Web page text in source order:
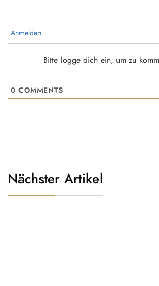
Anmelden
Bitte logge dich ein, um zu
0 COMMENTS
Nächster Artikel